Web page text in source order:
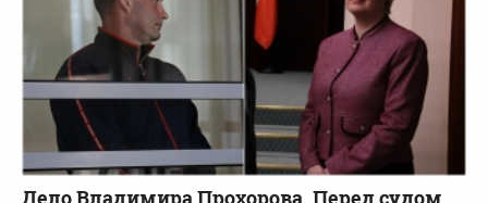
Дело Владимира Прохорова. Перед судом